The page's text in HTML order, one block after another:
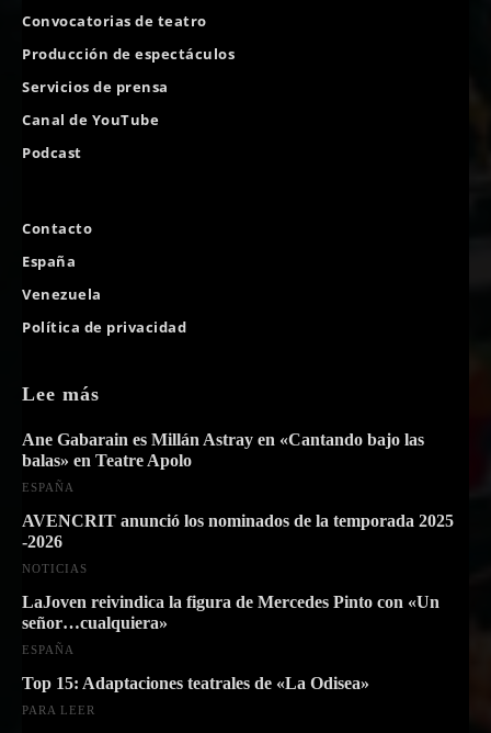
Convocatorias de teatro
Producción de espectáculos
Servicios de prensa
Canal de YouTube
Podcast
Contacto
España
Venezuela
Política de privacidad
Lee más
Ane Gabarain es Millán Astray en «Cantando bajo las
balas» en Teatre Apolo
ESPAÑA
AVENCRIT anunció los nominados de la temporada 2025
-2026
NOTICIAS
LaJoven reivindica la figura de Mercedes Pinto con «Un
señor…cualquiera»
ESPAÑA
Top 15: Adaptaciones teatrales de «La Odisea»
PARA LEER